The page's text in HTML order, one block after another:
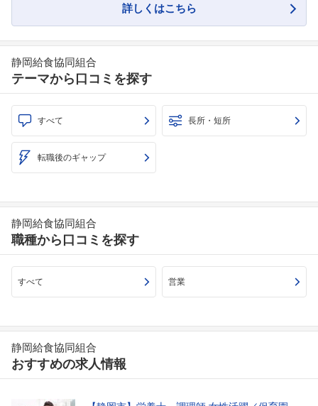
詳しくはこちら
静岡給食協同組合
テーマから口コミを探す
すべて 長所・短所
転職後のギャップ
静岡給食協同組合
職種から口コミを探す
すべて 営業
静岡給食協同組合
おすすめの求人情報